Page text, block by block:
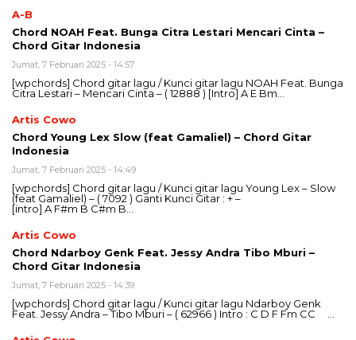
A-B
Chord NOAH Feat. Bunga Citra Lestari Mencari Cinta –
Chord Gitar Indonesia
Jumat, 7 Februari 2025 - 14:57
[wpchords] Chord gitar lagu / Kunci gitar lagu NOAH Feat. Bunga
Citra Lestari – Mencari Cinta – ( 12888 ) [Intro] A E Bm…
Artis Cowo
Chord Young Lex Slow (feat Gamaliel) – Chord Gitar
Indonesia
Jumat, 7 Februari 2025 - 14:49
[wpchords] Chord gitar lagu / Kunci gitar lagu Young Lex – Slow
(feat Gamaliel) – ( 7092 ) Ganti Kunci Gitar : + –
[intro] A F#m B C#m B…
Artis Cowo
Chord Ndarboy Genk Feat. Jessy Andra Tibo Mburi –
Chord Gitar Indonesia
Jumat, 7 Februari 2025 - 14:39
[wpchords] Chord gitar lagu / Kunci gitar lagu Ndarboy Genk
Feat. Jessy Andra – Tibo Mburi – ( 62966 ) Intro : C D F Fm CC …